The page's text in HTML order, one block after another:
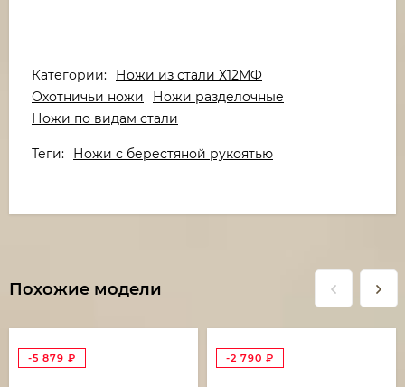
Категории:
Ножи из стали Х12МФ
Охотничьи ножи
Ножи разделочные
Ножи по видам стали
Теги: Ножи с берестяной рукоятью
Похожие модели
-5 879 ₽ -2 790 ₽